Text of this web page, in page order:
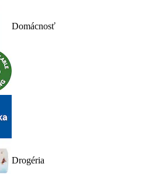
Domácnosť
Drogéria